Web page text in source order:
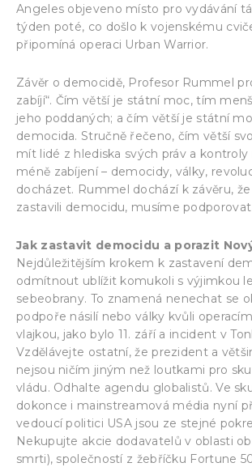
Angeles objeveno místo pro vydávání
týden poté, co došlo k vojenskému
připomíná operaci Urban Warrior.
Závěr o democidě, Profesor Rummel
zabíjí“. Čím větší je státní moc, tím
jeho poddaných; a čím větší je státní
democida. Stručně řečeno, čím větší
mít lidé z hlediska svých práv a
méně zabíjení – democidy, války,
docházet. Rummel dochází k závěru,
zastavili democidu, musíme
Jak zastavit democidu a porazit
Nejdůležitějším krokem k zastavení
odmítnout ublížit komukoli s výjimkou
sebeobrany. To znamená nenechat se
podpoře násilí nebo války kvůli
vlajkou, jako bylo 11. září a incident v
Vzdělávejte ostatní, že prezident a
nejsou ničím jiným než loutkami pro
vládu. Odhalte agendu globalistů. Ve
dokonce i mainstreamová média nyní
vedoucí politici USA jsou ze stejné
Nekupujte akcie dodavatelů v oblasti
smrti), společností z žebříčku Fortune